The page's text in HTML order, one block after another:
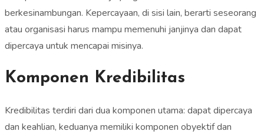
berkesinambungan. Kepercayaan, di sisi lain, berarti seseorang
atau organisasi harus mampu memenuhi janjinya dan dapat
dipercaya untuk mencapai misinya.
Komponen Kredibilitas
Kredibilitas terdiri dari dua komponen utama: dapat dipercaya
dan keahlian, keduanya memiliki komponen obyektif dan